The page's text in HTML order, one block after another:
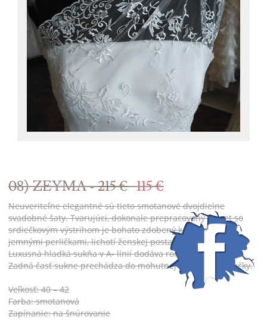
08) ZEYMA -215 € 115 €
Neuveriteľne elegantné sú tieto smotanové dvojdielne
svadobné šaty. Tvarujúci, dokonale prepracovaný korzet so
srdiečkovým výstrihom je bohato zdobený kamienkami a
jemnými perličkami, lichotí ženskej postave a zoštíhľuje pás.
Luxusná hladká sukňa v A- línií dodáva romantický vzhľad.
Zadná časť sukne prechádza do mohutnej nazberanej vlečky.
Veľkosť: 40 – 42
Farba: smotanová
Zapínanie: na šnúrovanie